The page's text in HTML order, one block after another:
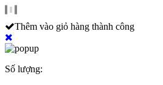
Thêm vào giỏ hàng thành công
Số lượng: